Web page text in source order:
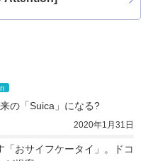
の「Suica」になる?
2020年1月31日
「おサイフケータイ」。ドコ